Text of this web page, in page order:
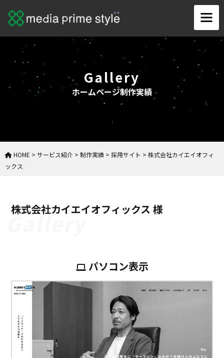
Gallery
ホームページ制作実績
HOME > サービス紹介 > 制作実績 > 採用サイト > 株式会社カイエイオフィ
ックス
株式会社カイエイオフィックス 様
パソコン表示